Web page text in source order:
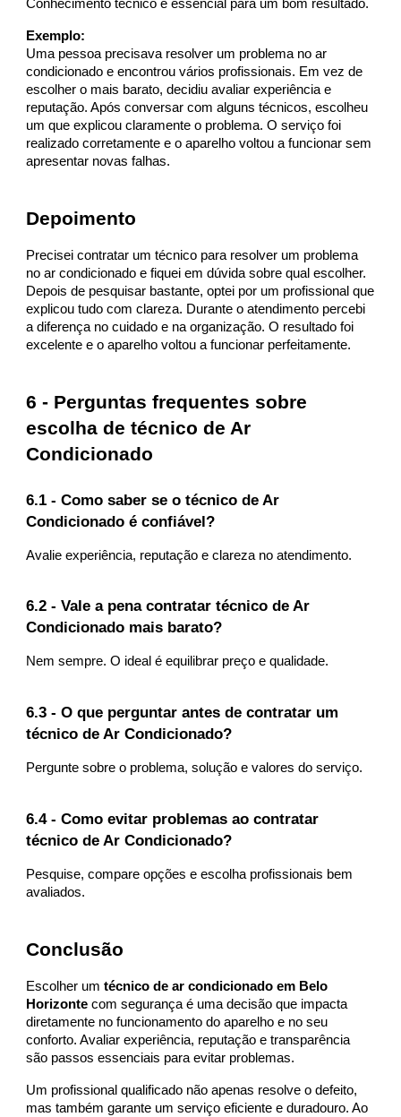
Conhecimento técnico é essencial para um bom resultado.
Exemplo:
Uma pessoa precisava resolver um problema no ar
condicionado e encontrou vários profissionais. Em vez de
escolher o mais barato, decidiu avaliar experiência e
reputação. Após conversar com alguns técnicos, escolheu
um que explicou claramente o problema. O serviço foi
realizado corretamente e o aparelho voltou a funcionar sem
apresentar novas falhas.
Depoimento
Precisei contratar um técnico para resolver um problema
no ar condicionado e fiquei em dúvida sobre qual escolher.
Depois de pesquisar bastante, optei por um profissional que
explicou tudo com clareza. Durante o atendimento percebi
a diferença no cuidado e na organização. O resultado foi
excelente e o aparelho voltou a funcionar perfeitamente.
6 - Perguntas frequentes sobre
escolha de técnico de Ar
Condicionado
6.1 - Como saber se o técnico de Ar
Condicionado é confiável?
Avalie experiência, reputação e clareza no atendimento.
6.2 - Vale a pena contratar técnico de Ar
Condicionado mais barato?
Nem sempre. O ideal é equilibrar preço e qualidade.
6.3 - O que perguntar antes de contratar um
técnico de Ar Condicionado?
Pergunte sobre o problema, solução e valores do serviço.
6.4 - Como evitar problemas ao contratar
técnico de Ar Condicionado?
Pesquise, compare opções e escolha profissionais bem
avaliados.
Conclusão
Escolher umtécnico de ar condicionado em Belo
Horizonte com segurança é uma decisão que impacta
diretamente no funcionamento do aparelho e no seu
conforto. Avaliar experiência, reputação e transparência
são passos essenciais para evitar problemas.
Um profissional qualificado não apenas resolve o defeito,
mas também garante um serviço eficiente e duradouro. Ao